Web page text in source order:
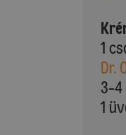
1
Dr.
3-4
1